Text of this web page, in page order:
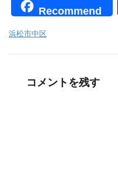
Recommend
浜松市中区
コメントを残す